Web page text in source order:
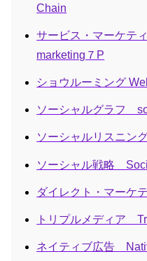
Chain
サービス・マーケテ
marketing７P
ショウルーミング
ソーシャルグラフ
ソーシャルリスニン
ソーシャル戦略
ダイレクト・マーケ
トリプルメディア
ネイティブ広告